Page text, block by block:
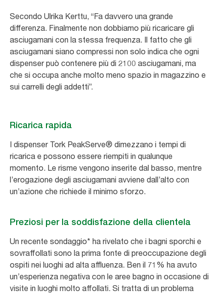
Secondo Ulrika Kerttu, “Fa davvero una grande
differenza. Finalmente non dobbiamo più ricaricare gli
asciugamani con la stessa frequenza. Il fatto che gli
asciugamani siano compressi non solo indica che ogni
dispenser può contenere più di 2100 asciugamani, ma
che si occupa anche molto meno spazio in magazzino e
sui carrelli degli addetti”.
Ricarica rapida
I dispenser Tork PeakServe® dimezzano i tempi di
ricarica e possono essere riempiti in qualunque
momento. Le risme vengono inserite dal basso, mentre
l’erogazione degli asciugamani avviene dall’alto con
un’azione che richiede il minimo sforzo.
Preziosi per la soddisfazione della clientela
Un recente sondaggio* ha rivelato che i bagni sporchi e
sovraffollati sono la prima fonte di preoccupazione degli
ospiti nei luoghi ad alta affluenza. Ben il 71% ha avuto
un’esperienza negativa con le aree bagno in occasione di
visite in luoghi molto affollati. Si tratta di un problema